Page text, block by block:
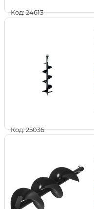
Код: 24613
Код: 25036